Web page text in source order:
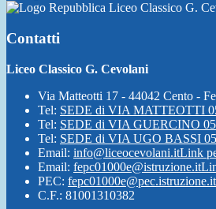
Liceo Classico G.
Contatti
Liceo Classico G. Cevolani
Via Matteotti 17 - 44042 Cento -
Tel: SEDE di VIA MATTEOTTI
Tel: SEDE di VIA GUERCINO
Tel: SEDE di VIA UGO BASSI
Email: info@liceocevolani.itLink
Email: fepc01000e@istruzione.it
PEC: fepc01000e@pec.istruzione.it
C.F.: 81001310382